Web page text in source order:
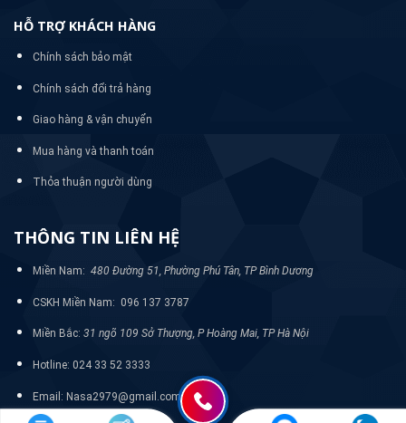
HỖ TRỢ KHÁCH HÀNG
Chính sách bảo mật
Chính sách đổi trả hàng
Giao hàng & vận chuyển
Mua hàng và thanh toán
Thỏa thuận người dùng
THÔNG TIN LIÊN HỆ
Miền Nam: 480 Đường 51, Phường Phú Tân, TP Bình Dương
CSKH Miền Nam: 096 137 3787
Miền Bắc: 31 ngõ 109 Sở Thượng, P Hoàng Mai, TP Hà Nội
Hotline: 024 33 52 3333
Email: Nasa2979@gmail.com